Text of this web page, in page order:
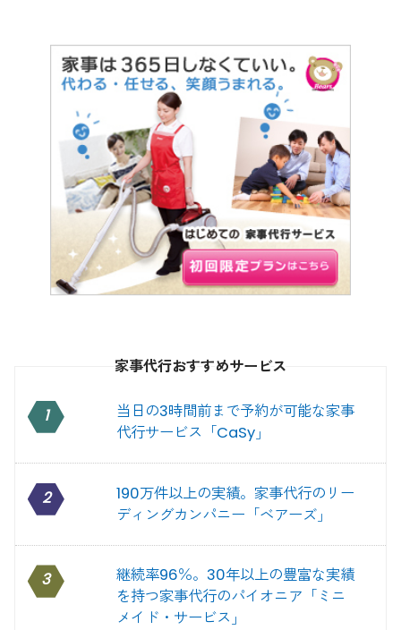
家事代行おすすめサービス
1
当日の3時間前まで予約が可能な家事
代行サービス「CaSy」
2
190万件以上の実績。家事代行のリー
ディングカンパニー「ベアーズ」
3
継続率96％。30年以上の豊富な実績
を持つ家事代行のパイオニア「ミニ
メイド・サービス」